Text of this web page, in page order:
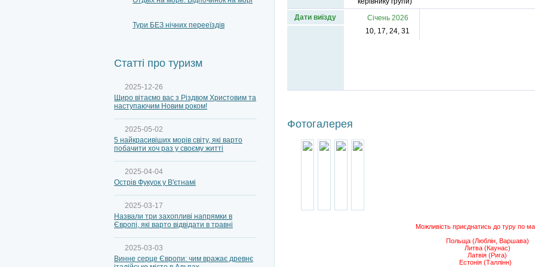
Дати виїзду
Січень 2026
10, 17, 24, 31
Фотогалерея
Можливість приєднатись до туру по
Польща (Люблін, Варшава)
Литва (Каунас)
Латвія (Рига)
Естонія (Таллінн)
Тури БЕЗ нічних перееїздів
Статті про туризм
2025-12-26
Щиро вітаємо вас з Різдвом Христовим та
наступаючим Новим роком!
2025-05-02
5 найкрасивіших морів світу, які варто
побачити хоч раз у своєму житті
2025-04-04
Острів Фукуок у В'єтнамі
2025-03-17
Назвали три захопливі напрямки в
Європі, які варто відвідати в травні
2025-03-03
Винне серце Європи: чим вражає древнє